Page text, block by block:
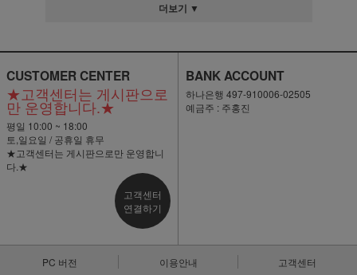
더보기 ▼
CUSTOMER CENTER
★고객센터는 게시판으로
만 운영합니다.★
평일 10:00 ~ 18:00
토,일요일 / 공휴일 휴무
★고객센터는 게시판으로만 운영합니
다.★
고객센터
연결하기
BANK ACCOUNT
하나은행 497-910006-02505
예금주 : 주홍진
PC 버전 이용안내 고객센터